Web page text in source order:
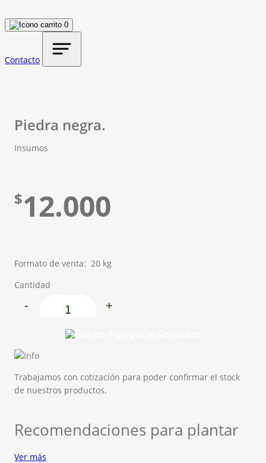
0
Contacto
Piedra negra.
Insumos
$12.000
Formato de venta: 20 kg
Cantidad
Piedra negra. cantidad
- +
Trabajamos con cotización para poder confirmar el stock
de nuestros productos.
Recomendaciones para plantar
Ver más